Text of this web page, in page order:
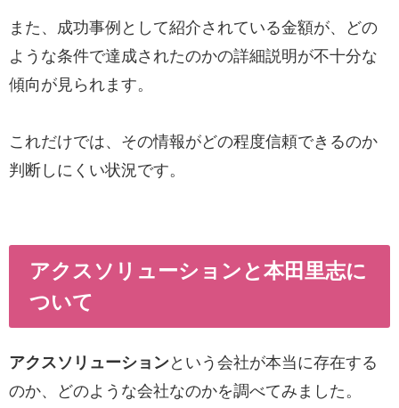
また、成功事例として紹介されている金額が、どの
ような条件で達成されたのかの詳細説明が不十分な
傾向が見られます。
これだけでは、その情報がどの程度信頼できるのか
判断しにくい状況です。
アクスソリューションと本田里志に
ついて
アクスソリューションという会社が本当に存在する
のか、どのような会社なのかを調べてみました。